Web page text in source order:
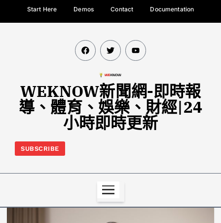
Start Here Demos Contact Documentation
WEKNOW新聞網-即時報
導、體育、娛樂、財經|24
小時即時更新
SUBSCRIBE